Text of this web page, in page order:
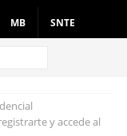
MB SNTE
y accede al